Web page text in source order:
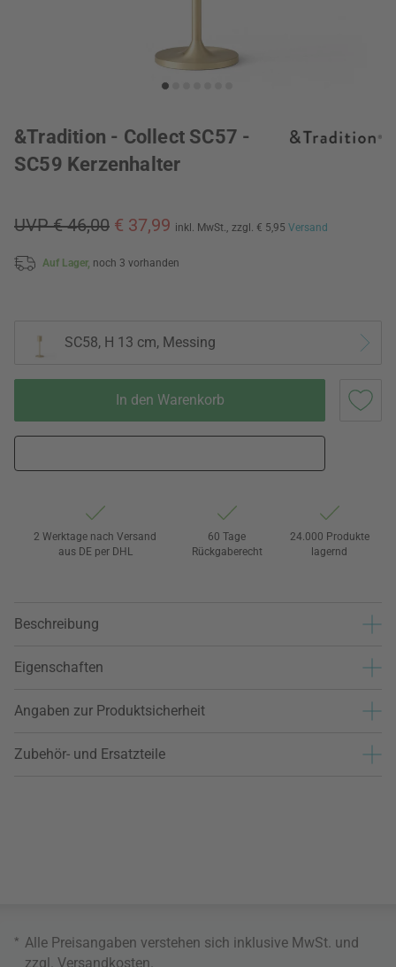
&Tradition - Collect SC57 -
SC59 Kerzenhalter
UVP € 46,00 € 37,99 inkl. MwSt., zzgl. € 5,95 Versand
Auf Lager, noch 3 vorhanden
SC58, H 13 cm, Messing
In den Warenkorb
2 Werktage nach Versand
aus DE per DHL
60 Tage
Rückgaberecht
24.000 Produkte
lagernd
Beschreibung
Eigenschaften
Angaben zur Produktsicherheit
Zubehör- und Ersatzteile
* Alle Preisangaben verstehen sich inklusive MwSt. und
zzgl. Versandkosten